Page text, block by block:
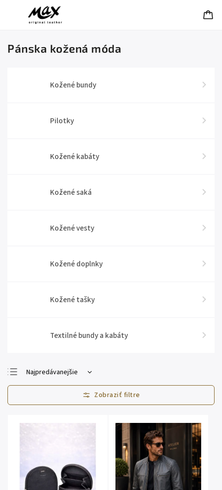
Pánska kožená móda
Kožené bundy
Pilotky
Kožené kabáty
Kožené saká
Kožené vesty
Kožené doplnky
Kožené tašky
Textilné bundy a kabáty
Najpredávanejšie
Najlacnejšie
Najdrahšie